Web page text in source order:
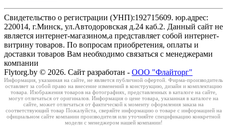
Свидетельство о регистрации (УНП):192715609. юр.адрес:
220014, г.Минск, ул.Автодоровская д.24 каб.2. Данный сайт не
является интернет-магазином,а представляет собой интернет-
витрину товаров. По вопросам приобретения, оплаты и
доставки товаров Вам необходимо связаться с менеджерами
компании
Flytorg.by © 2026. Сайт разработан - ООО "Флайторг"
Информация, указанная на сайте, не является публичной офертой. Фирма-производитель
оставляет за собой право на внесение изменений в конструкцию, дизайн и комплектацию
товара. Изображения товаров на фотографиях, представленных в каталоге на сайте,
могут отличаться от оригиналов. Информация о цене товара, указанная в каталоге на
сайте, может отличаться от фактической к моменту оформления заказа на
соответствующий товар Пожалуйста, сверяйте информацию о товаре с информацией на
официальном сайте компании производителя или уточняйте спецификацию конкретной
модели с менеджером нашей компании!